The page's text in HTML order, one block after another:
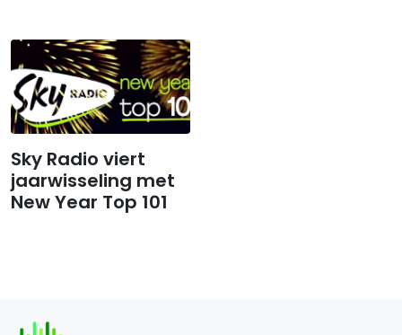
Sky Radio viert
jaarwisseling met
New Year Top 101